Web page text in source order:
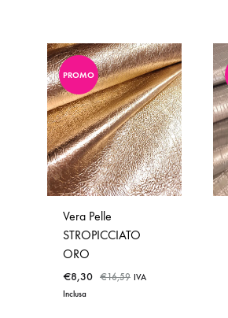
ADD
TO
WISHLIST
PROMO
Vera Pelle
STROPICCIATO
ORO
€8,30 €16,59 IVA
Inclusa